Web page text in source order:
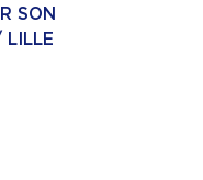
SON
LILLE